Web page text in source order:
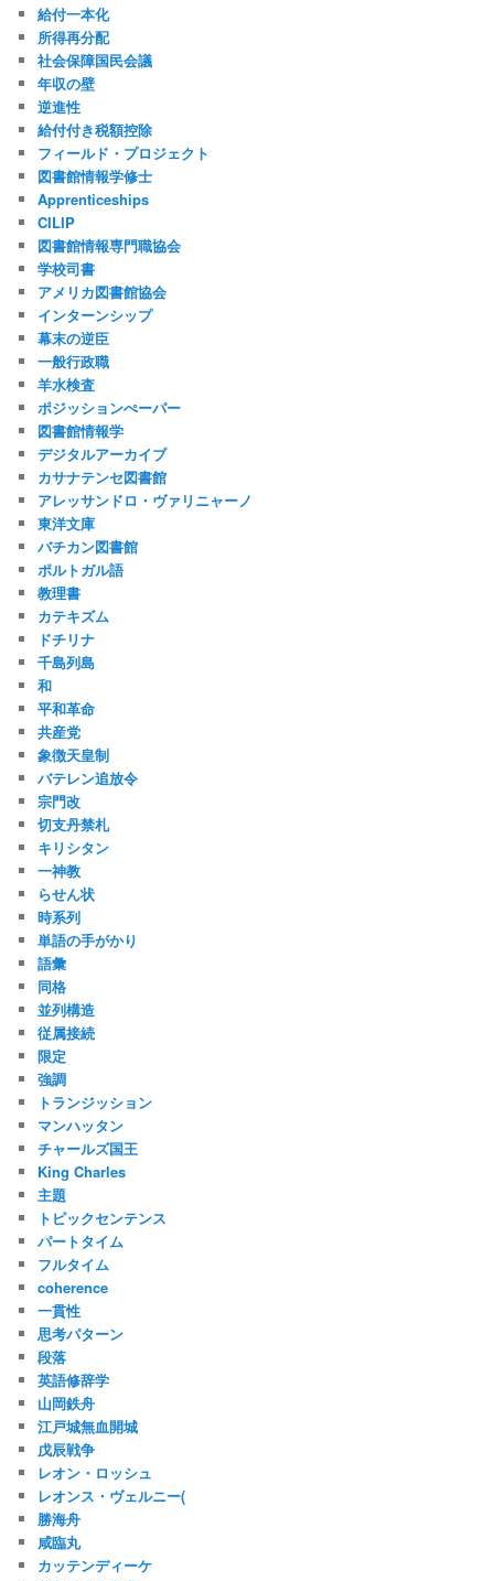
給付一本化
所得再分配
社会保障国民会議
年収の壁
逆進性
給付付き税額控除
フィールド・プロジェクト
図書館情報学修士
Apprenticeships
CILIP
図書館情報専門職協会
学校司書
アメリカ図書館協会
インターンシップ
幕末の逆臣
一般行政職
羊水検査
ポジッションぺーパー
図書館情報学
デジタルアーカイブ
カサナテンセ図書館
アレッサンドロ・ヴァリニャーノ
東洋文庫
バチカン図書館
ポルトガル語
教理書
カテキズム
ドチリナ
千島列島
和
平和革命
共産党
象徴天皇制
バテレン追放令
宗門改
切支丹禁札
キリシタン
一神教
らせん状
時系列
単語の手がかり
語彙
同格
並列構造
従属接続
限定
強調
トランジッション
マンハッタン
チャールズ国王
King Charles
主題
トピックセンテンス
パートタイム
フルタイム
coherence
一貫性
思考パターン
段落
英語修辞学
山岡鉄舟
江戸城無血開城
戊辰戦争
レオン・ロッシュ
レオンス・ヴェルニー(
勝海舟
咸臨丸
カッテンディーケ